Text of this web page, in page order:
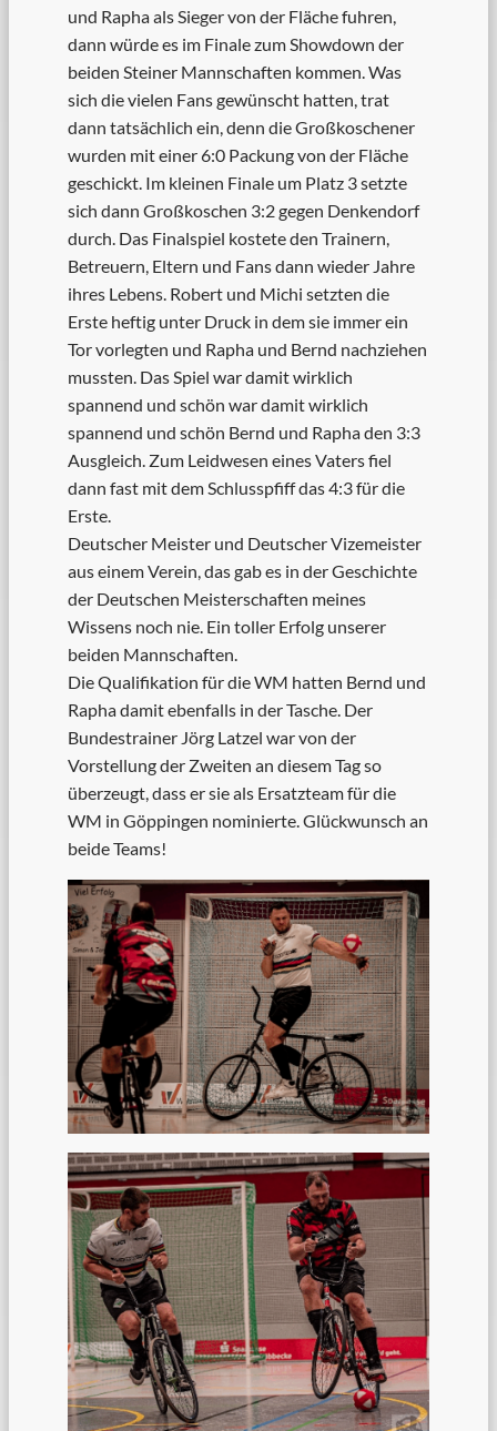
und Rapha als Sieger von der Fläche fuhren,
dann würde es im Finale zum Showdown der
beiden Steiner Mannschaften kommen. Was
sich die vielen Fans gewünscht hatten, trat
dann tatsächlich ein, denn die Großkoschener
wurden mit einer 6:0 Packung von der Fläche
geschickt. Im kleinen Finale um Platz 3 setzte
sich dann Großkoschen 3:2 gegen Denkendorf
durch. Das Finalspiel kostete den Trainern,
Betreuern, Eltern und Fans dann wieder Jahre
ihres Lebens. Robert und Michi setzten die
Erste heftig unter Druck in dem sie immer ein
Tor vorlegten und Rapha und Bernd nachziehen
mussten. Das Spiel war damit wirklich
spannend und schön war damit wirklich
spannend und schön Bernd und Rapha den 3:3
Ausgleich. Zum Leidwesen eines Vaters fiel
dann fast mit dem Schlusspfiff das 4:3 für die
Erste.
Deutscher Meister und Deutscher Vizemeister
aus einem Verein, das gab es in der Geschichte
der Deutschen Meisterschaften meines
Wissens noch nie. Ein toller Erfolg unserer
beiden Mannschaften.
Die Qualifikation für die WM hatten Bernd und
Rapha damit ebenfalls in der Tasche. Der
Bundestrainer Jörg Latzel war von der
Vorstellung der Zweiten an diesem Tag so
überzeugt, dass er sie als Ersatzteam für die
WM in Göppingen nominierte. Glückwunsch an
beide Teams!